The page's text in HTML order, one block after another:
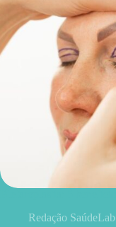
Redação SaúdeLab